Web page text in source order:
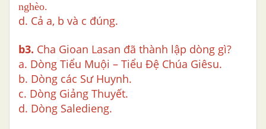
nghèo.
d. Cả a, b và c đúng.
b3. Cha Gioan Lasan đã thành lập dòng gì?
a. Dòng Tiểu Muội – Tiểu Đệ Chúa Giêsu.
b. Dòng các Sư Huynh.
c. Dòng Giảng Thuyết.
d. Dòng Saledieng.